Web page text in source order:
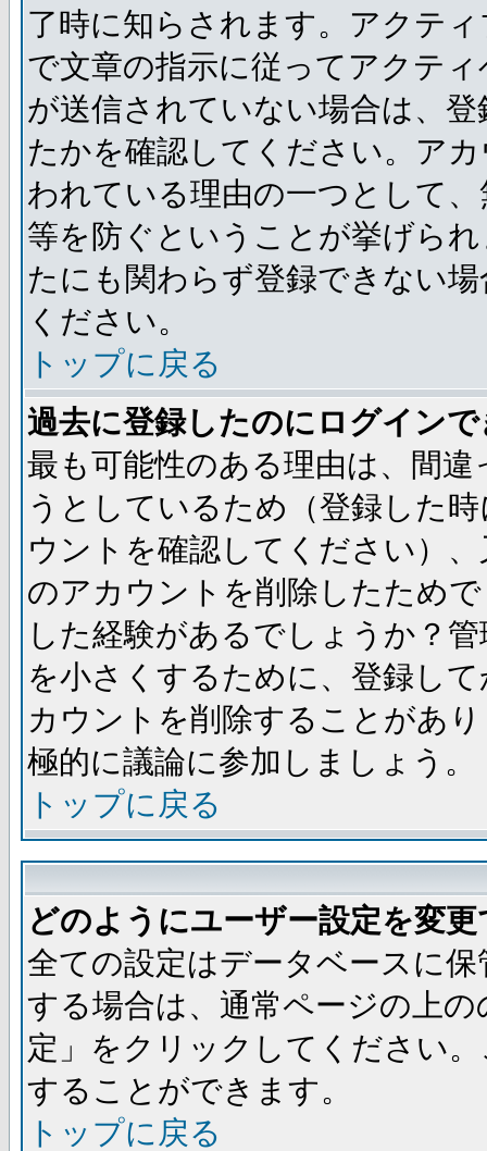
了時に知らされます。アクテ
で文章の指示に従ってアクテ
が送信されていない場合は、
たかを確認してください。ア
われている理由の一つとして
等を防ぐということが挙げら
たにも関わらず登録できない
ください。
トップに戻る
過去に登録したのにログイン
最も可能性のある理由は、間
うとしているため（登録した
ウントを確認してください）
のアカウントを削除したため
した経験があるでしょうか？
を小さくするために、登録し
カウントを削除することがあ
極的に議論に参加しましょう。
トップに戻る
どのようにユーザー設定を変
全ての設定はデータベースに
する場合は、通常ページの上
定」をクリックしてください
することができます。
トップに戻る